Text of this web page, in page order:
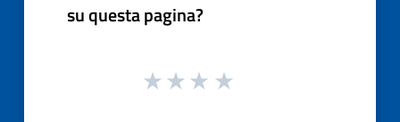
su questa pagina?